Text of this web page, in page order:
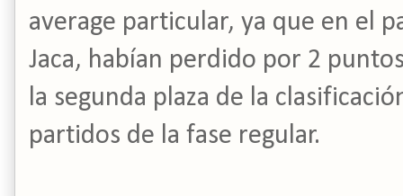
average particular, ya que en el
Jaca, habían perdido por 2
la segunda plaza de la
partidos de la fase regular.